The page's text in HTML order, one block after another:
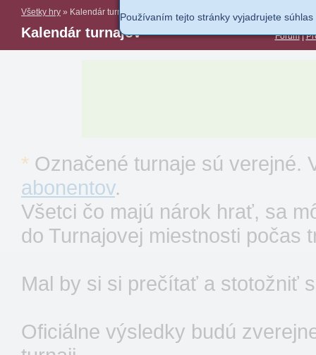
Kalendár turnajov
Všetky hry » Kalendár turnajov
Fórum|
* Označené turnaje sú verejné.
abonentov.
Všetci čo majú nárok hrať, sa
do Turnajovej miestnosti počas
Mal by si si prečítať a stotožniť
Oficiálne výsledky budú
Používaním tejto stránky vyjadrujete